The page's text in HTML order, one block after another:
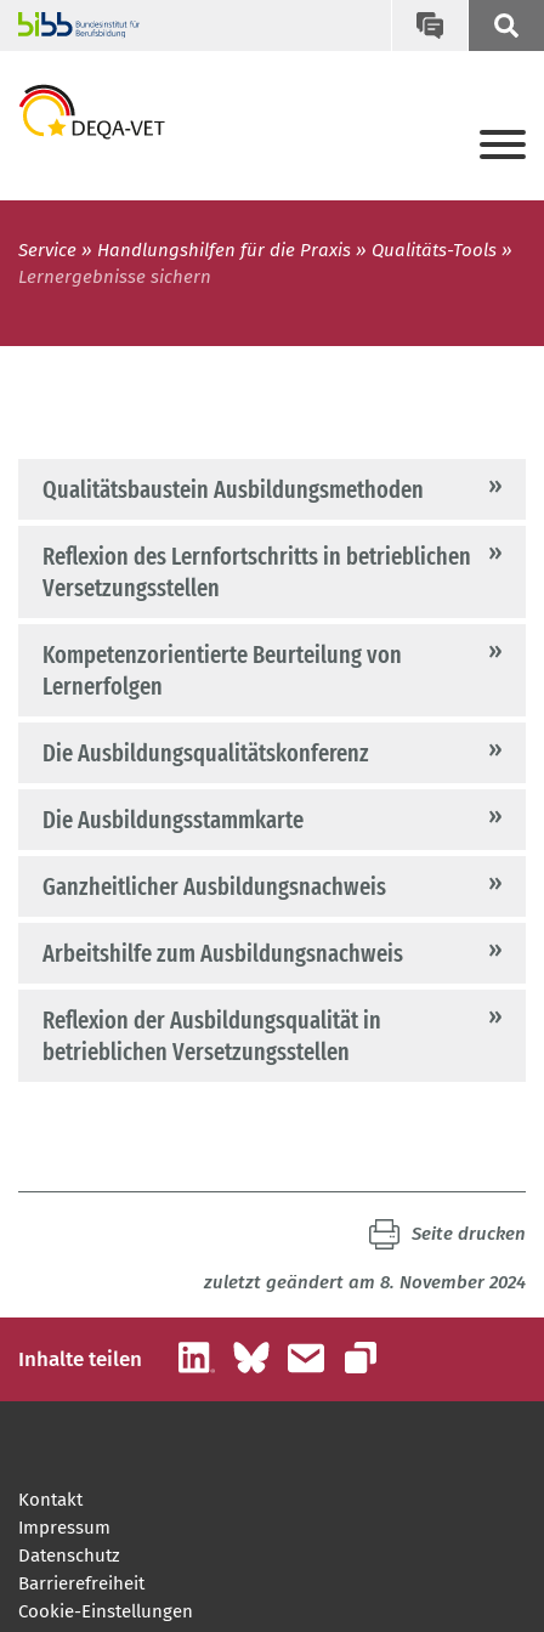
Service Handlungshilfen für die Praxis
Qualitäts-Tools
Lernergebnisse sichern
Qualitätsbaustein Ausbildungsmethoden
Reflexion des Lernfortschritts in betrieblichen
Versetzungsstellen
Kompetenzorientierte Beurteilung von
Lernerfolgen
Die Ausbildungsqualitätskonferenz
Die Ausbildungsstammkarte
Ganzheitlicher Ausbildungsnachweis
Arbeitshilfe zum Ausbildungsnachweis
Reflexion der Ausbildungsqualität in
betrieblichen Versetzungsstellen
zuletzt geändert am 8. November 2024
Seite drucken
Inhalte teilen LinkedInBlueskyE-Mail
Link kopieren
Kontakt
Impressum
Datenschutz
Barrierefreiheit
Cookie-Einstellungen